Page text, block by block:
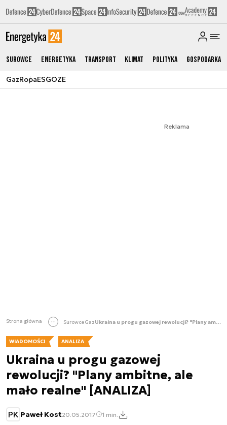
Surowce Energetyka Transport Klimat Polityka Gospodarka
GazRopaESGOZE
Reklama
Strona główna SurowceGaz Ukraina u progu gazowej rewolucji? "Plany ambitne, ale mało realne" [ANALIZA]
WIADOMOŚCI ANALIZA
Ukraina u progu gazowej
rewolucji? "Plany ambitne, ale
mało realne" [ANALIZA]
PK Paweł Kost20.05.2017 1 min.